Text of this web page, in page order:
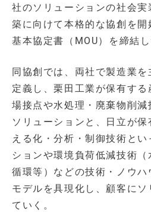
社のソリューションの社会
築に向けて本格的な協創を開
基本協定書（MOU）を締結し
同協創では、両社で製造業
定義し、栗田工業が保有す
場接点や水処理・廃棄物削
ソリューションと、日立が
える化・分析・制御技術と
ションや環境負荷低減技術
循環等）などの技術・ノウハ
モデルを具現化し、顧客に
ていく。